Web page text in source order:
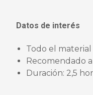
Datos de interés
Todo el
Recomendado
Duración: 2,5